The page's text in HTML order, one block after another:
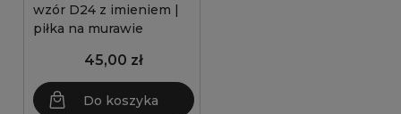
wzór D24 z imieniem |
piłka na murawie
45,00 zł
Do koszyka